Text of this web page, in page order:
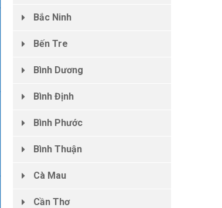
Bắc Ninh
Bến Tre
Bình Dương
Bình Định
Bình Phước
Bình Thuận
Cà Mau
Cần Thơ